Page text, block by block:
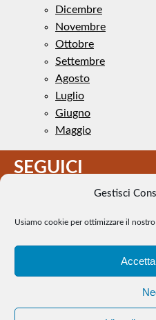
Gestisci
Usiamo cookie per ottimizzare il
Dicembre
Novembre
Ottobre
Settembre
Agosto
Luglio
Giugno
Maggio
SEGUICI
pubblico dominio. Se il loro